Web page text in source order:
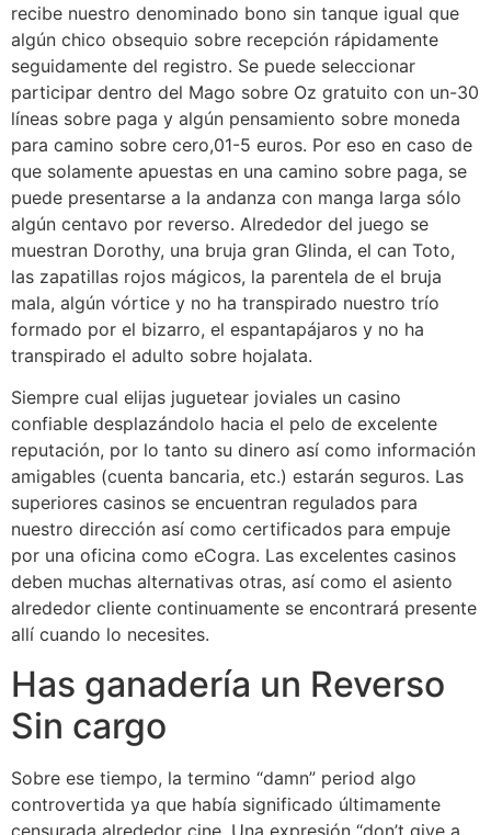
recibe nuestro denominado bono sin tanque igual que
algún chico obsequio sobre recepción rápidamente
seguidamente del registro. Se puede seleccionar
participar dentro del Mago sobre Oz gratuito con un-30
líneas sobre paga y algún pensamiento sobre moneda
para camino sobre cero,01-5 euros. Por eso en caso de
que solamente apuestas en una camino sobre paga, se
puede presentarse a la andanza con manga larga sólo
algún centavo por reverso. Alrededor del juego se
muestran Dorothy, una bruja gran Glinda, el can Toto,
las zapatillas rojos mágicos, la parentela de el bruja
mala, algún vórtice y no ha transpirado nuestro trío
formado por el bizarro, el espantapájaros y no ha
transpirado el adulto sobre hojalata.
Siempre cual elijas juguetear joviales un casino
confiable desplazándolo hacia el pelo de excelente
reputación, por lo tanto su dinero así­ como información
amigables (cuenta bancaria, etc.) estarán seguros. Las
superiores casinos se encuentran regulados para
nuestro dirección así­ como certificados para empuje
por una oficina como eCogra. Las excelentes casinos
deben muchas alternativas otras, así­ como el asiento
alrededor cliente continuamente se encontrará presente
allí cuando lo necesites.
Has ganadería un Reverso
Sin cargo
Sobre ese tiempo, la termino “damn” period algo
controvertida ya que había significado últimamente
censurada alrededor cine. Una expresión “don’t give a